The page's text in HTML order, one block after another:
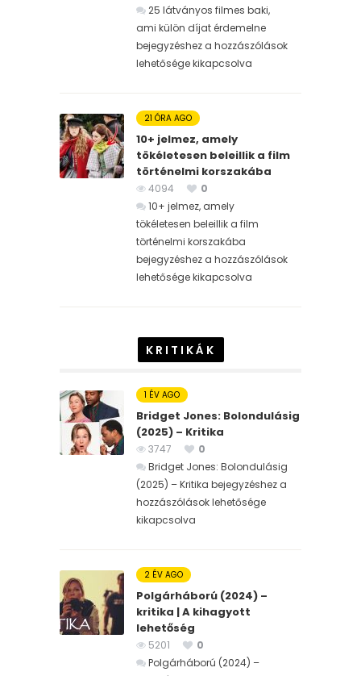
25 látványos filmes baki,
ami külön díjat érdemelne
bejegyzéshez a hozzászólások
lehetősége kikapcsolva
21 ÓRA AGO
10+ jelmez, amely
tökéletesen beleillik a film
történelmi korszakába
4094
0
10+ jelmez, amely
tökéletesen beleillik a film
történelmi korszakába
bejegyzéshez a hozzászólások
lehetősége kikapcsolva
KRITIKÁK
1 ÉV AGO
Bridget Jones: Bolondulásig
(2025) – Kritika
3747
0
Bridget Jones: Bolondulásig
(2025) – Kritika bejegyzéshez a
hozzászólások lehetősége
kikapcsolva
2 ÉV AGO
Polgárháború (2024) –
kritika | A kihagyott
lehetőség
5201
0
Polgárháború (2024) –